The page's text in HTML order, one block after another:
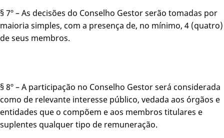
§ 7º – As decisões do Conselho Gestor serão tomadas por
maioria simples, com a presença de, no mínimo, 4 (quatro)
de seus membros.
§ 8º – A participação no Conselho Gestor será considerada
como de relevante interesse público, vedada aos órgãos e
entidades que o compõem e aos membros titulares e
suplentes qualquer tipo de remuneração.